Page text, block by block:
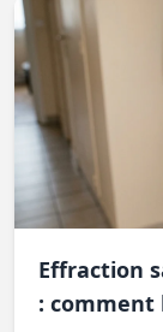
Effraction
: comment